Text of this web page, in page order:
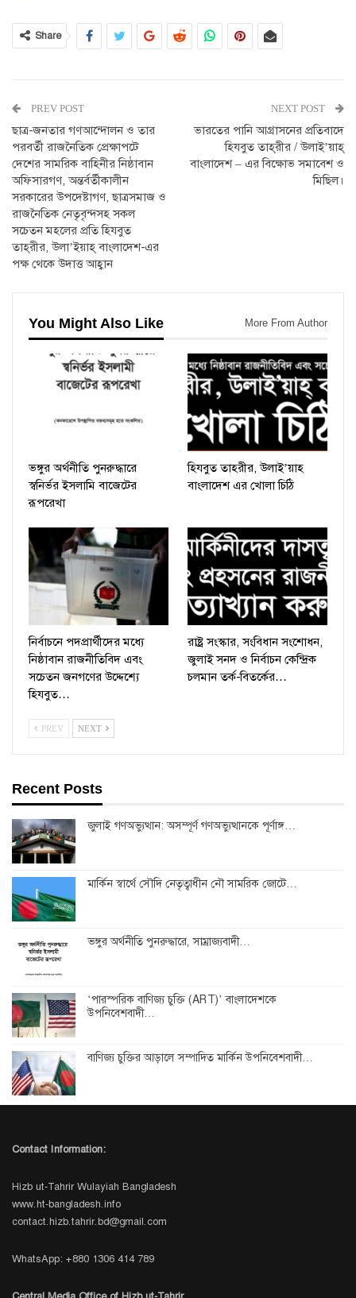
Share
PREV POST
ছাত্র-জনতার গণআন্দোলন ও তার
পরবর্তী রাজনৈতিক প্রেক্ষাপটে
দেশের সামরিক বাহিনীর নিষ্ঠাবান
অফিসারগণ, অন্তর্বর্তীকালীন
সরকারের উপদেষ্টাগণ, ছাত্রসমাজ ও
রাজনৈতিক নেতৃবৃন্দসহ সকল
সচেতন মহলের প্রতি হিযবুত
তাহ্‌রীর, উলা’ইয়াহ্‌ বাংলাদেশ-এর
পক্ষ থেকে উদাত্ত আহ্বান
NEXT POST
ভারতের পানি আগ্রাসনের প্রতিবাদে
হিযবুত তাহ্‌রীর / উলাই’য়াহ্‌
বাংলাদেশ – এর বিক্ষোভ সমাবেশ ও
মিছিল।
You Might Also Like More From Author
ভঙ্গুর অর্থনীতি পুনরুদ্ধারে
স্বনির্ভর ইসলামি বাজেটের
রূপরেখা
হিযবুত তাহরীর, উলাই’য়াহ
বাংলাদেশ এর খোলা চিঠি
নির্বাচনে পদপ্রার্থীদের মধ্যে
নিষ্ঠাবান রাজনীতিবিদ এবং
সচেতন জনগণের উদ্দেশ্যে
হিযবুত…
রাষ্ট্র সংস্কার, সংবিধান সংশোধন,
জুলাই সনদ ও নির্বাচন কেন্দ্রিক
চলমান তর্ক-বিতর্কের…
PREV NEXT
Recent Posts
জুলাই গণঅভ্যুত্থান: অসম্পূর্ণ গণঅভ্যুত্থানকে পূর্ণাঙ্গ…
মার্কিন স্বার্থে সৌদি নেতৃত্বাধীন নৌ সামরিক জোটে…
ভঙ্গুর অর্থনীতি পুনরুদ্ধারে, সাম্রাজ্যবাদী…
‘পারস্পরিক বাণিজ্য চুক্তি (ART)’ বাংলাদেশকে
উপনিবেশবাদী…
বাণিজ্য চুক্তির আড়ালে সম্পাদিত মার্কিন উপনিবেশবাদী…
Contact Information:
Hizb ut-Tahrir Wulayiah Bangladesh
www.ht-bangladesh.info
contact.hizb.tahrir.bd@gmail.com
WhatsApp: +880 1306 414 789